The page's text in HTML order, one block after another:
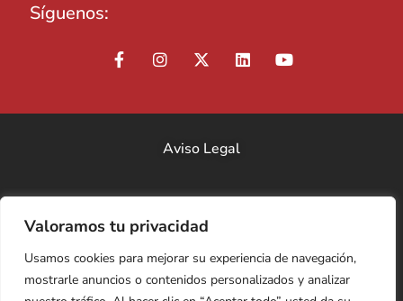
Valoramos tu privacidad
Usamos cookies para mejorar su experiencia de navegación,
mostrarle anuncios o contenidos personalizados y analizar
Síguenos:
Aviso Legal
Equipo